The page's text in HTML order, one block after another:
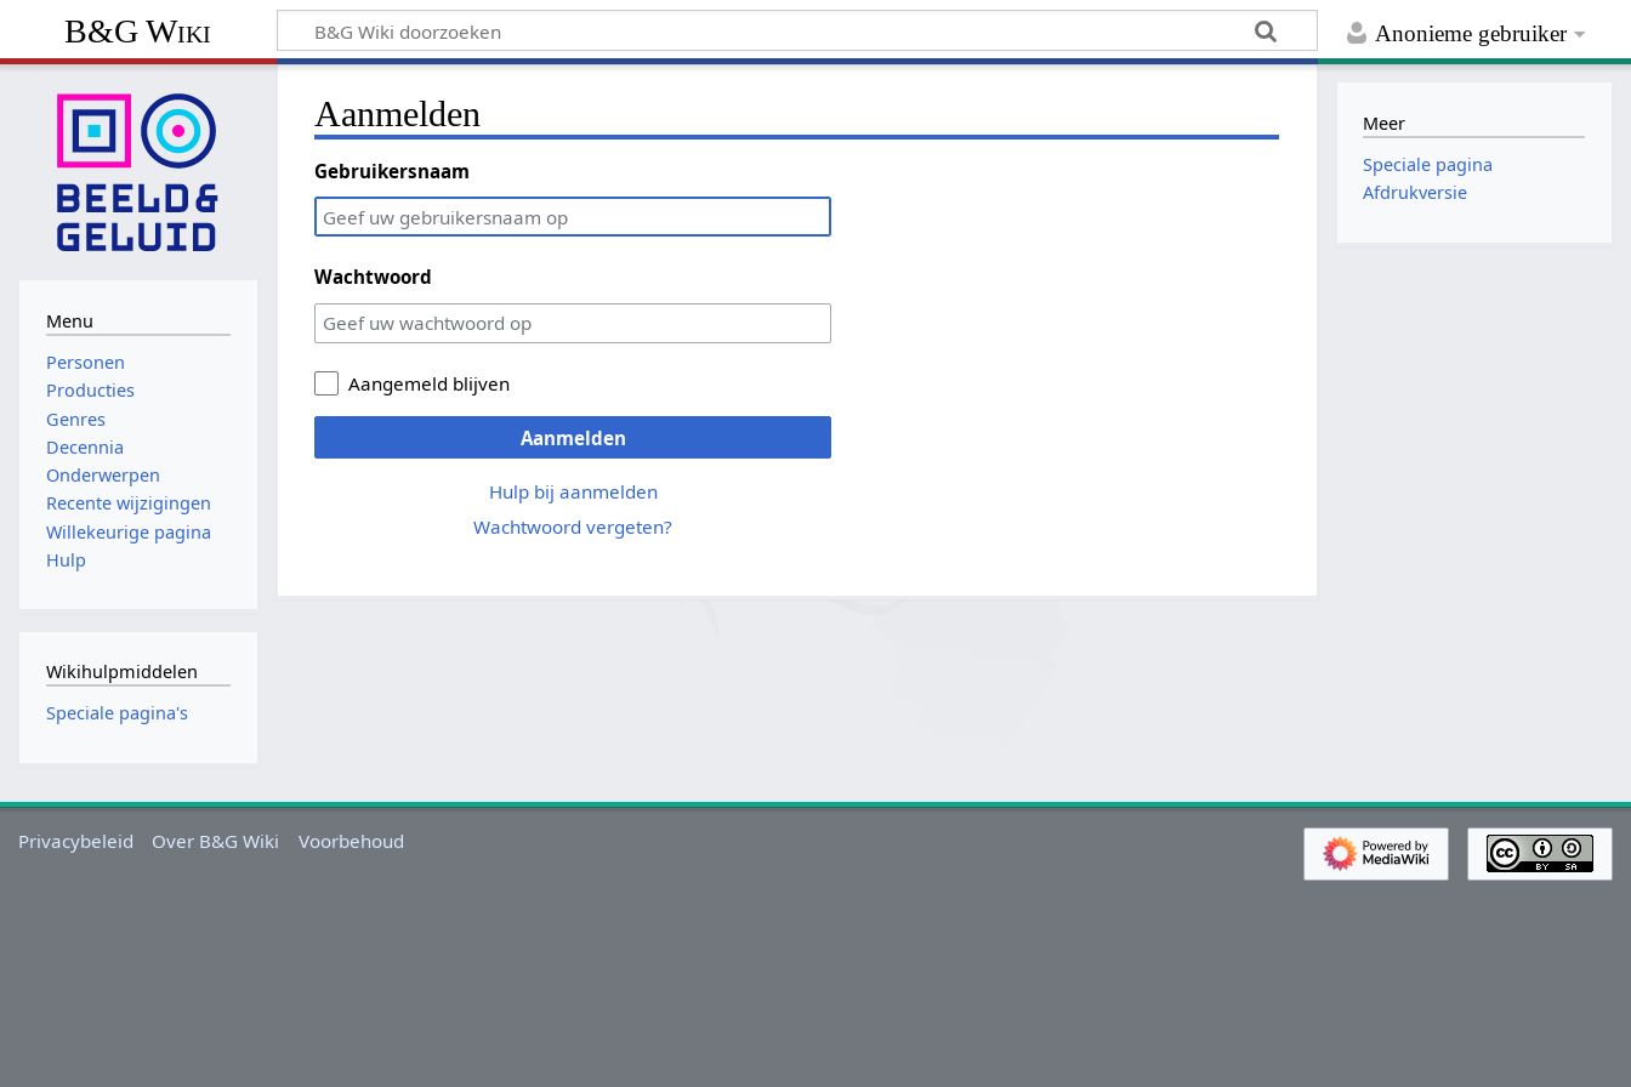
Anonieme gebruiker
B&G Wiki
Aanmelden
Gebruikersnaam
Wachtwoord
Aangemeld blijven
Aanmelden
Hulp bij aanmelden
Wachtwoord vergeten?
Menu
Personen
Producties
Genres
Decennia
Onderwerpen
Recente wijzigingen
Willekeurige pagina
Hulp
Wikihulpmiddelen
Speciale pagina's
Meer
Speciale pagina
Afdrukversie
Privacybeleid Over B&G Wiki Voorbehoud